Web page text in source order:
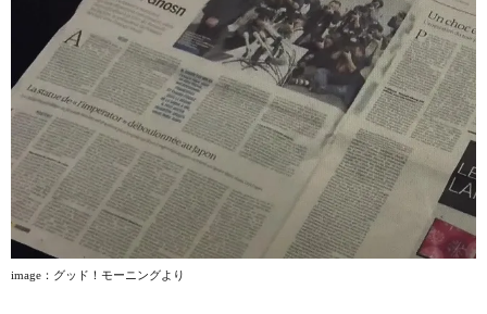
image ：グッド！モーニングより